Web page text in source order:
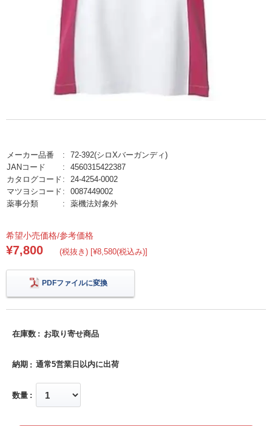
メーカー品番
72-392(シロXバーガンディ)
JANコード
4560315422387
カタログコード
24-4254-0002
マツヨシコード
0087449002
薬事分類
薬機法対象外
希望小売価格/参考価格
¥7,800 (税抜き) [¥8,580(税込み)]
PDFファイルに変換
在庫数 お取り寄せ商品
納期 通常5営業日以内に出荷
数量